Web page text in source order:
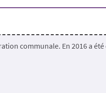
communale. En 2016 a été